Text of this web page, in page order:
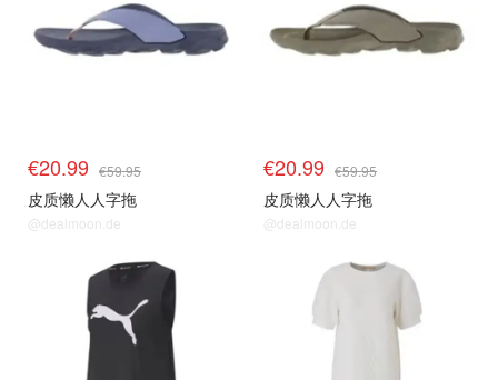
€20.99 €59.95
皮质懒人人字拖
@dealmoon.de
€20.99 €59.95
皮质懒人人字拖
@dealmoon.de